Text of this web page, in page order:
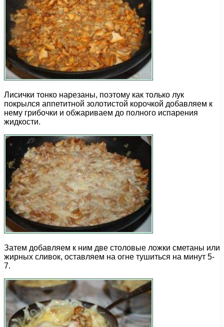
Лисички тонко нарезаны, поэтому как только лук
покрылся аппетитной золотистой корочкой добавляем к
нему грибочки и обжариваем до полного испарения
жидкости.
Затем добавляем к ним две столовые ложки сметаны или
жирных сливок, оставляем на огне тушиться на минут 5-
7.